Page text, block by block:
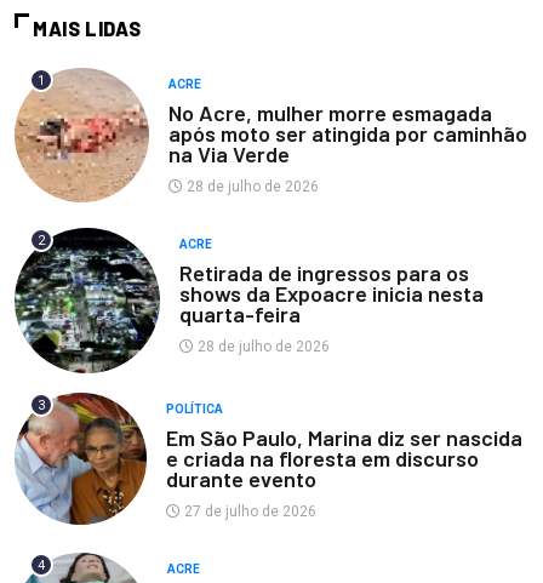
MAIS LIDAS
1 ACRE
No Acre, mulher morre esmagada
após moto ser atingida por caminhão
na Via Verde
28 de julho de 2026
2 ACRE
Retirada de ingressos para os
shows da Expoacre inicia nesta
quarta-feira
28 de julho de 2026
3 POLÍTICA
Em São Paulo, Marina diz ser nascida
e criada na floresta em discurso
durante evento
27 de julho de 2026
4 ACRE